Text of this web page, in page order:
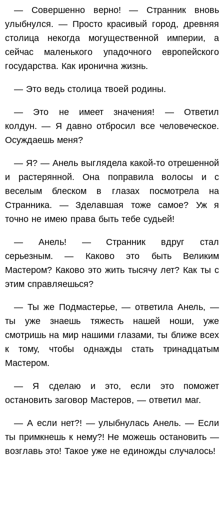
— Совершенно верно! — Странник вновь
улыбнулся. — Просто красивый город, древняя
столица некогда могущественной империи, а
сейчас маленького упадочного европейского
государства. Как иронична жизнь.
— Это ведь столица твоей родины.
— Это не имеет значения! — Ответил
колдун. — Я давно отбросил все человеческое.
Осуждаешь меня?
— Я? — Анель выглядела какой-то отрешенной
и растерянной. Она поправила волосы и с
веселым блеском в глазах посмотрела на
Странника. — Зделавшая тоже самое? Уж я
точно не имею права быть тебе судьей!
— Анель! — Странник вдруг стал
серьезным. — Каково это быть Великим
Мастером? Каково это жить тысячу лет? Как ты с
этим справляешься?
— Ты же Подмастерье, — ответила Анель, —
ты уже знаешь тяжесть нашей ноши, уже
смотришь на мир нашими глазами, ты ближе всех
к тому, чтобы однажды стать тринадцатым
Мастером.
— Я сделаю и это, если это поможет
остановить заговор Мастеров, — ответил маг.
— А если нет?! — улыбнулась Анель. — Если
ты примкнешь к нему?! Не можешь остановить —
возглавь это! Такое уже не единожды случалось!